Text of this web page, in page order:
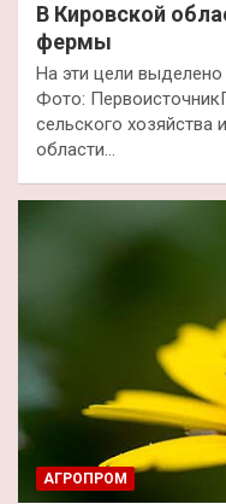
В Кировской
фермы
На эти цели
Фото:
сельского хозяйства
области…
АГРОПРОМ